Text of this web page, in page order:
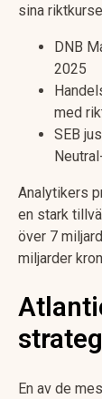
sina
DNB
2025
med
SEB
Analytikers
en stark
över 7
miljarder
En av de